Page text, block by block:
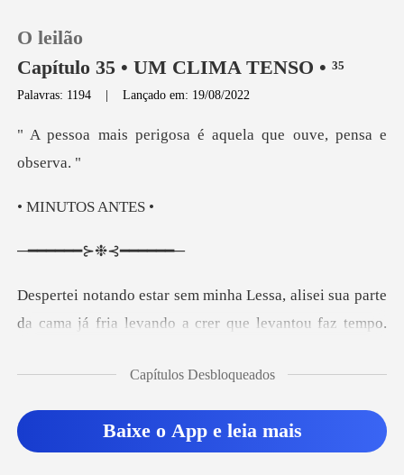
0
Sair
O leilão
Capítulo 35 • UM CLIMA TENSO • ³⁵
Palavras: 1194 |Lançado em: 19/08/2022
gosa é aquela que ou
UTOS
━━⊱❉⊰
crer que levantou faz tempo.
Capítulos Desbloqueados
Baixe o App e leia mais